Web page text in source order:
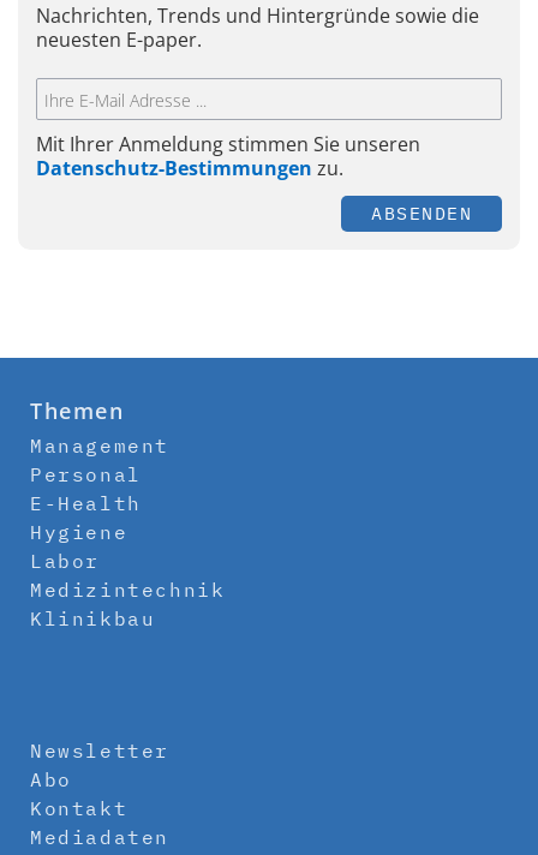
Nachrichten, Trends und Hintergründe sowie die
neuesten E-paper.
Mit Ihrer Anmeldung stimmen Sie unseren
Datenschutz-Bestimmungen zu.
ABSENDEN
Themen
Management
Personal
E-Health
Hygiene
Labor
Medizintechnik
Klinikbau
Newsletter
Abo
Kontakt
Mediadaten